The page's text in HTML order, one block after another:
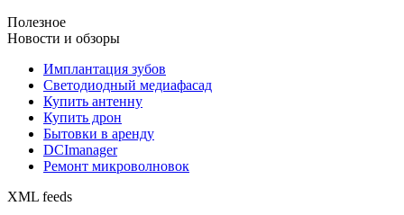
Полезное
Новости и обзоры
Имплантация зубов
Светодиодный медиафасад
Купить антенну
Купить дрон
Бытовки в аренду
DCImanager
Ремонт микроволновок
XML feeds